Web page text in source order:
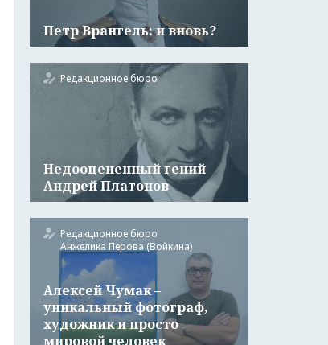
Петр Врангель: и вновь?
Редакционное бюро
Недооцененный гений
Андрей Платонов
Редакционное бюро
Анжелика Перова (Войкина)
Алексей Чумак –
уникальный фотограф,
художник и просто
мировой человек